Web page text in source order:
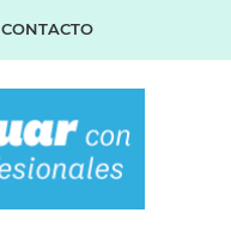
CONTACTO